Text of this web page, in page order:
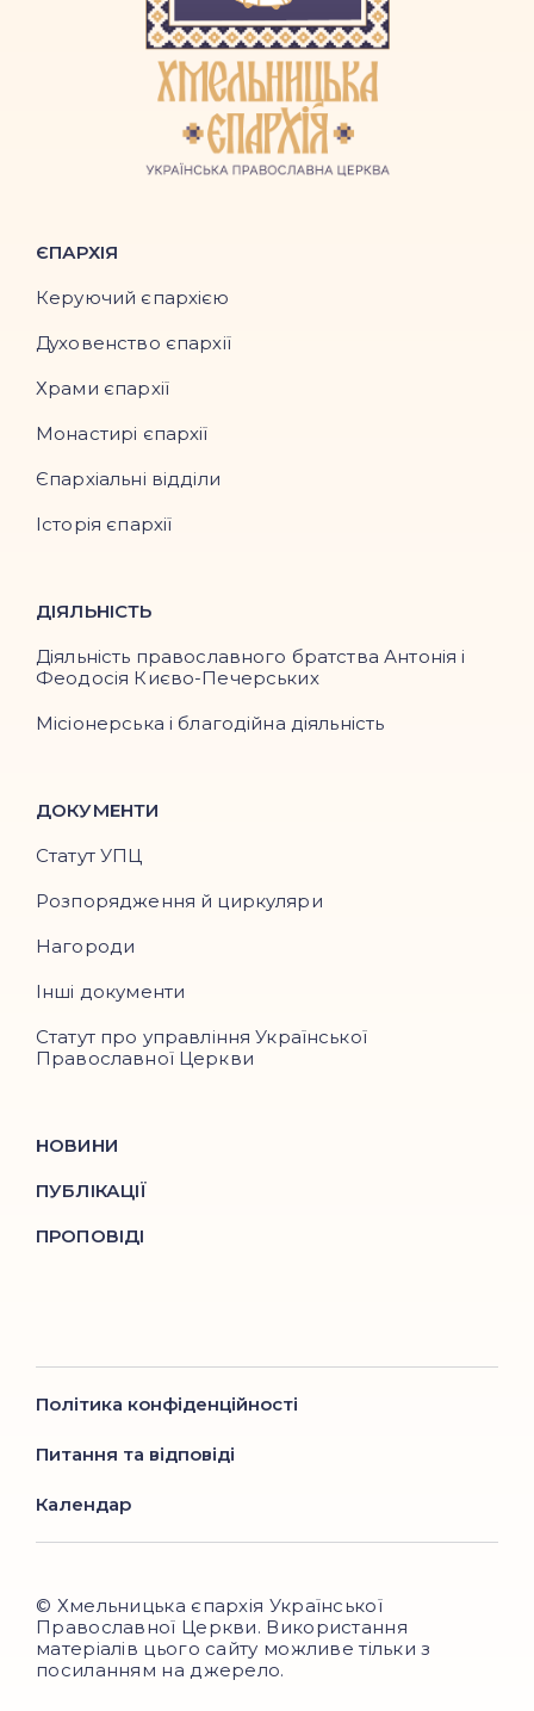
ЄПАРХІЯ
Керуючий єпархією
Духовенство єпархії
Храми єпархії
Монастирі єпархії
Єпархіальні відділи
Історія єпархії
ДІЯЛЬНІСТЬ
Діяльність православного братства Антонія і
Феодосія Києво-Печерських
Місіонерська і благодійна діяльність
ДОКУМЕНТИ
Статут УПЦ
Розпорядження й циркуляри
Нагороди
Інші документи
Статут про управління Української
Православної Церкви
НОВИНИ
ПУБЛІКАЦІЇ
ПРОПОВІДІ
Політика конфіденційності
Питання та відповіді
Календар
© Хмельницька єпархія Української
Православної Церкви. Використання
матеріалів цього сайту можливе тільки з
посиланням на джерело.